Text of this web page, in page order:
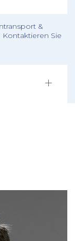
&
Kontaktieren Sie